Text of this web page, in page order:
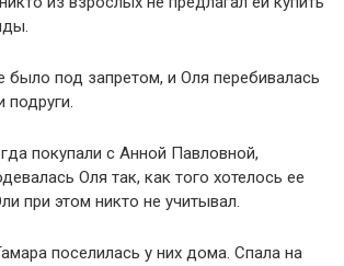
было под запретом, и Оля перебивалась
подруги.
покупали с Анной Павловной,
Оля так, как того хотелось ее
при этом никто не учитывал.
поселилась у них дома. Спала на